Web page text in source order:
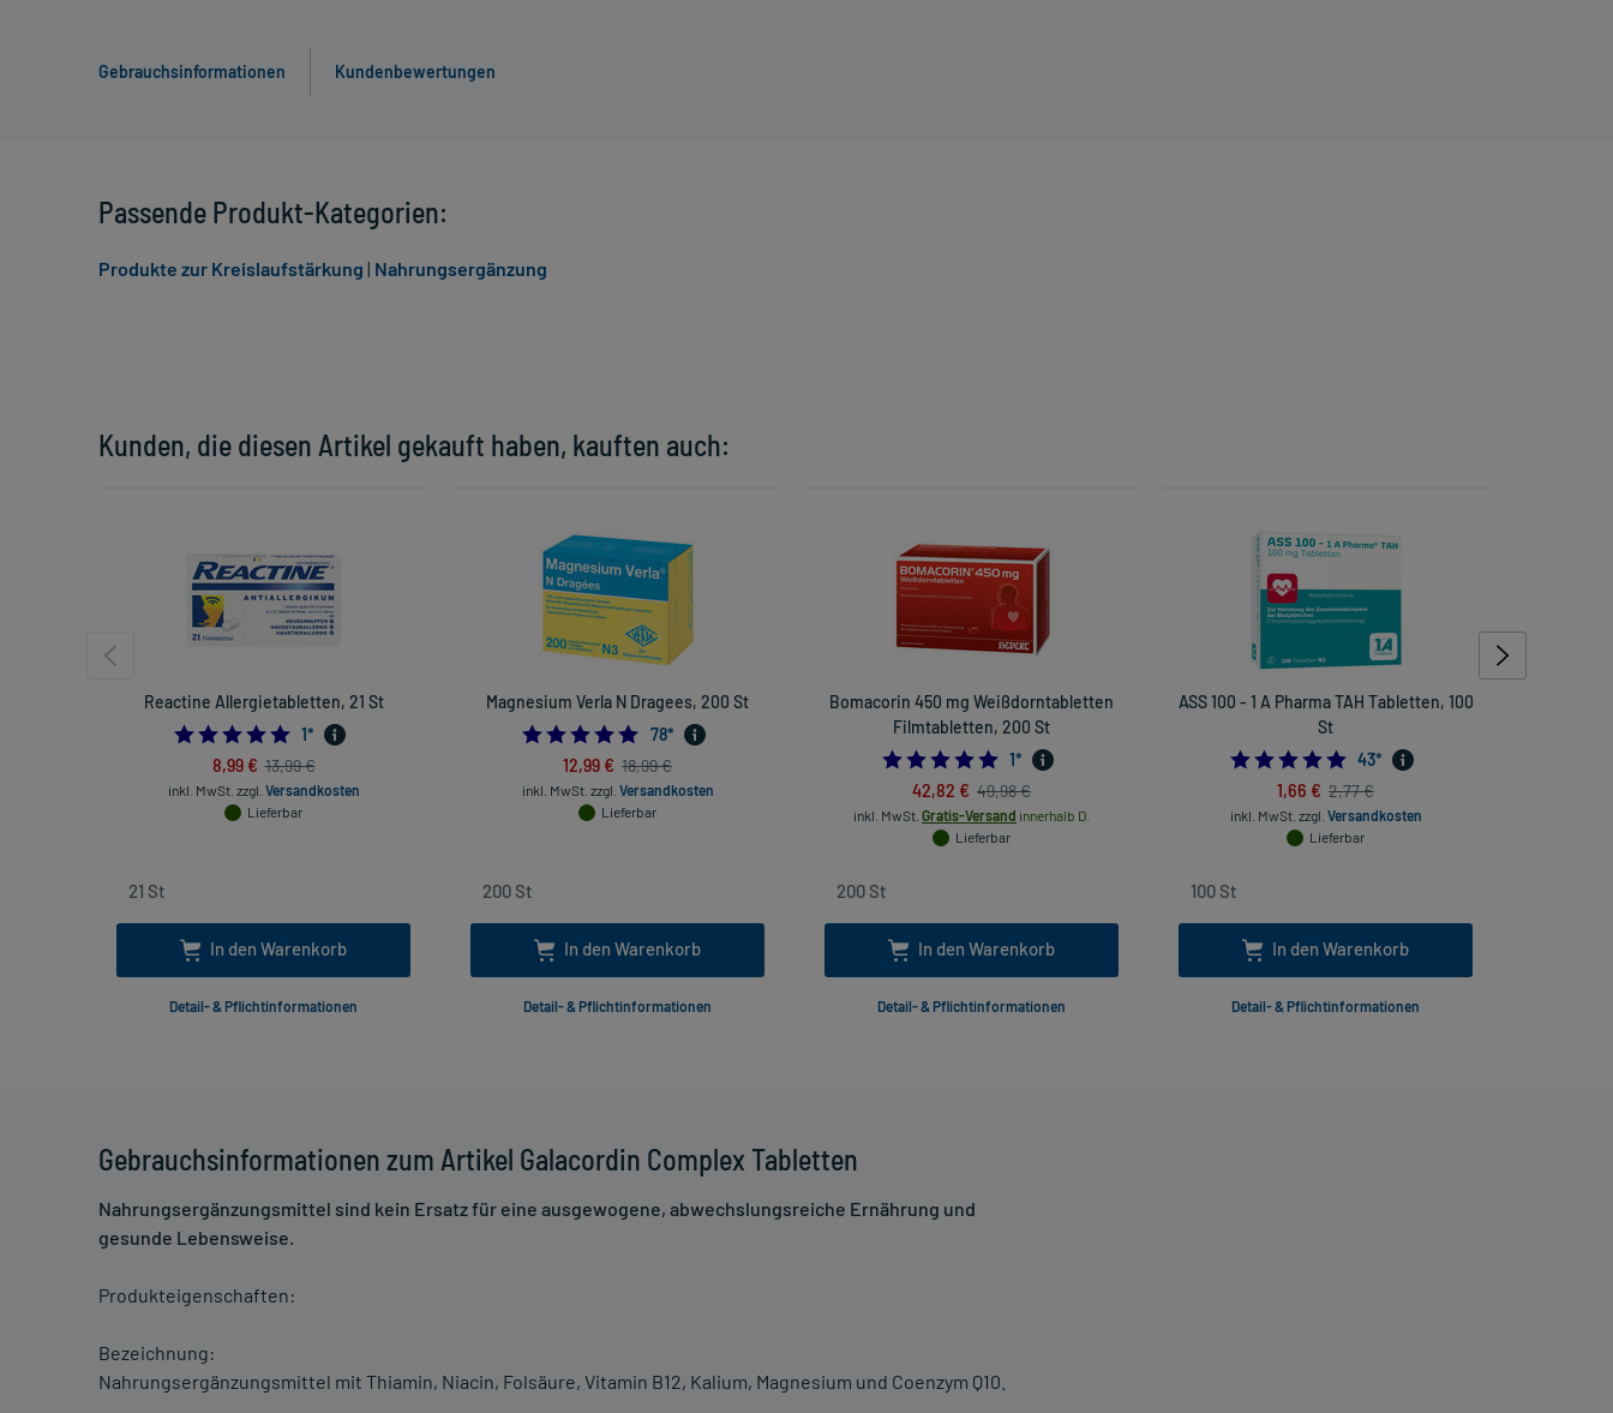
Gebrauchsinformationen Kundenbewertungen
Gebrauchsinformationen zum Artikel Galacordin Complex Tabletten
Nahrungsergänzungsmittel sind kein Ersatz für eine ausgewogene, abwechslungsreiche Ernährung und
gesunde Lebensweise.
Produkteigenschaften:
Bezeichnung:
Nahrungsergänzungsmittel mit Thiamin, Niacin, Folsäure, Vitamin B12, Kalium, Magnesium und Coenzym Q10.
Kunden, die diesen Artikel gekauft haben, kauften auch:
Reactine Allergietabletten, 21 St
5.0
1*
8,99 € 13,99 €
inkl. MwSt. zzgl. Versandkosten
Lieferbar
In den Warenkorb
Detail- & Pflichtinformationen
Magnesium Verla N Dragees, 200 St
4.884615384615385
78*
12,99 € 18,99 €
inkl. MwSt. zzgl. Versandkosten
Lieferbar
In den Warenkorb
Detail- & Pflichtinformationen
Bomacorin 450 mg Weißdorntabletten
Filmtabletten, 200 St
5.0
1*
42,82 € 49,98 €
inkl. MwSt. Gratis-Versand innerhalb D.
Lieferbar
In den Warenkorb
Detail- & Pflichtinformationen
ASS 100 - 1 A Pharma TAH Tabletten, 100
St
4.976744186046512
43*
1,66 € 2,77 €
inkl. MwSt. zzgl. Versandkosten
Lieferbar
In den Warenkorb
Detail- & Pflichtinformationen
Passende Produkt-Kategorien:
Produkte zur Kreislaufstärkung | Nahrungsergänzung